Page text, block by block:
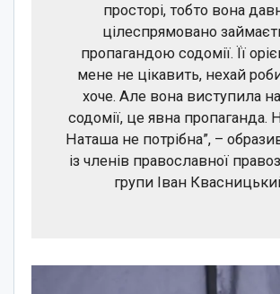
просторі, тобто вона
цілеспрямовано
пропагандою содомії. Її
мене не цікавить, нехай
хоче. Але вона виступила на
содомії, це явна пропаганда.
Наташа не потрібна”, –
із членів православної
групи Іван